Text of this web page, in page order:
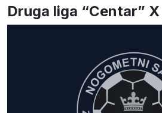
Druga liga “Centar”